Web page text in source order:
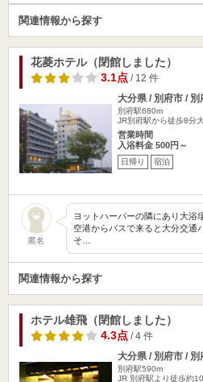
関連情報から探す
花菱ホテル（閉館しました）
3.1点/ 12 件
大分県 / 別府市 / 別
別府駅680m
JR別府駅から徒歩8分
営業時間
入浴料金 500円～
日帰り 宿泊
匿名
ヨットハーバーの隣にあり大浴
空港からバスで来ると大分交通
そ…
関連情報から探す
ホテル雄飛（閉館しました）
4.3点/ 4 件
大分県 / 別府市 / 別
別府駅590m
JR 別府駅より徒歩約